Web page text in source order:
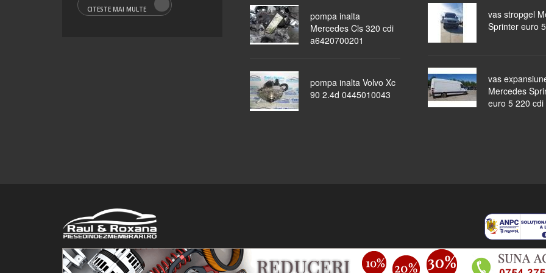
CITESTE MAI MULTE
pompa inalta
Mercedes Cls 320 cdi
a6420700201
pompa inalta Volvo Xc
90 2.4d 0445010043
vas stropgel
Sprinter euro
vas
Mercedes
euro 5 220 cdi
© 2016 Raul&Roxana SRL. Toate drepturile rezervate. piese auto masini dezmembrate ocazii lichidari